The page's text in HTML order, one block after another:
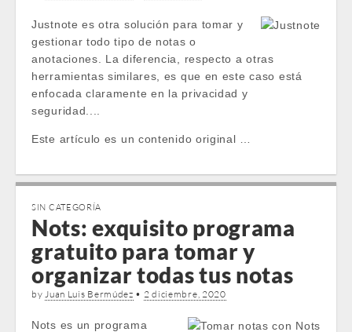
Justnote es otra solución para tomar y
gestionar todo tipo de notas o
anotaciones. La diferencia, respecto a otras
herramientas similares, es que en este caso está
enfocada claramente en la privacidad y
seguridad....
Este artículo es un contenido original …
SIN CATEGORÍA
Nots: exquisito programa
gratuito para tomar y
organizar todas tus notas
byJuan Luis Bermúdez • 2 diciembre, 2020
Nots es un programa